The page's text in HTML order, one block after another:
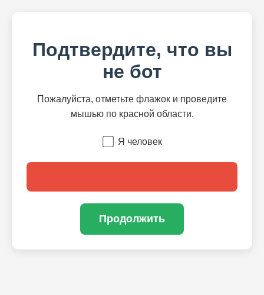
Подтвердите, что вы
не бот
Пожалуйста, отметьте флажок и проведите
мышью по красной области.
Я человек
Продолжить